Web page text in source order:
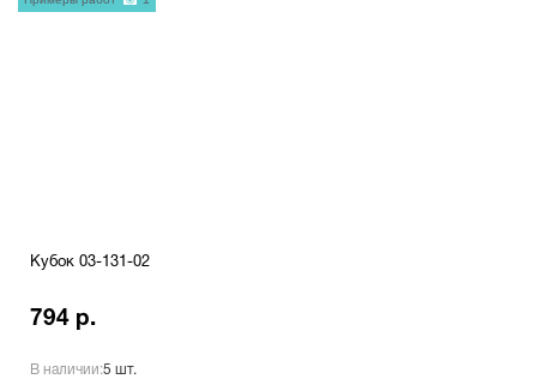
Кубок 03-131-02
794 р.
В наличии:5 шт.